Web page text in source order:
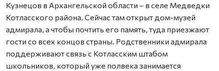
Кузнецов в Архангельской области – в селе Медведки
Котласского района. Сейчас там открыт дом-музей
адмирала, а чтобы почтить его память, туда приезжают
гости со всех концов страны. Родственники адмирала
поддерживают связь с Котласским штабом
школьников, который уже полвека занимается